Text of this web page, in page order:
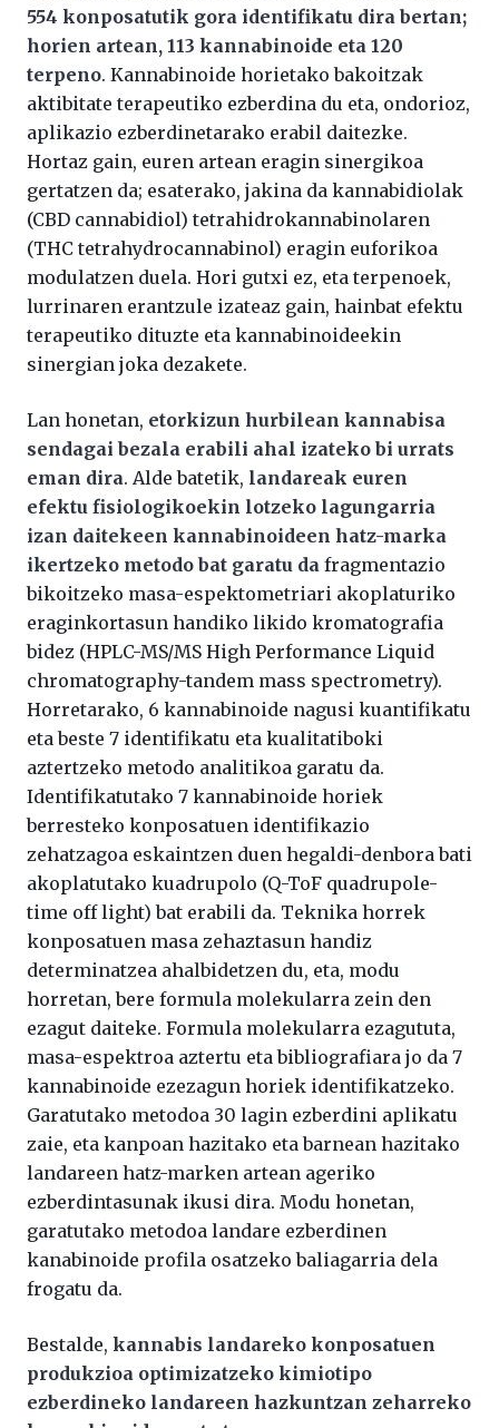
554 konposatutik gora identifikatu dira bertan;
horien artean, 113 kannabinoide eta 120
terpeno. Kannabinoide horietako bakoitzak
aktibitate terapeutiko ezberdina du eta, ondorioz,
aplikazio ezberdinetarako erabil daitezke.
Hortaz gain, euren artean eragin sinergikoa
gertatzen da; esaterako, jakina da kannabidiolak
(CBD cannabidiol) tetrahidrokannabinolaren
(THC tetrahydrocannabinol) eragin euforikoa
modulatzen duela. Hori gutxi ez, eta terpenoek,
lurrinaren erantzule izateaz gain, hainbat efektu
terapeutiko dituzte eta kannabinoideekin
sinergian joka dezakete.
Lan honetan, etorkizun hurbilean kannabisa
sendagai bezala erabili ahal izateko bi urrats
eman dira. Alde batetik, landareak euren
efektu fisiologikoekin lotzeko lagungarria
izan daitekeen kannabinoideen hatz-marka
ikertzeko metodo bat garatu da fragmentazio
bikoitzeko masa-espektometriari akoplaturiko
eraginkortasun handiko likido kromatografia
bidez (HPLC-MS/MS High Performance Liquid
chromatography-tandem mass spectrometry).
Horretarako, 6 kannabinoide nagusi kuantifikatu
eta beste 7 identifikatu eta kualitatiboki
aztertzeko metodo analitikoa garatu da.
Identifikatutako 7 kannabinoide horiek
berresteko konposatuen identifikazio
zehatzagoa eskaintzen duen hegaldi-denbora bati
akoplatutako kuadrupolo (Q-ToF quadrupole-
time off light) bat erabili da. Teknika horrek
konposatuen masa zehaztasun handiz
determinatzea ahalbidetzen du, eta, modu
horretan, bere formula molekularra zein den
ezagut daiteke. Formula molekularra ezagututa,
masa-espektroa aztertu eta bibliografiara jo da 7
kannabinoide ezezagun horiek identifikatzeko.
Garatutako metodoa 30 lagin ezberdini aplikatu
zaie, eta kanpoan hazitako eta barnean hazitako
landareen hatz-marken artean ageriko
ezberdintasunak ikusi dira. Modu honetan,
garatutako metodoa landare ezberdinen
kanabinoide profila osatzeko baliagarria dela
frogatu da.
Bestalde, kannabis landareko konposatuen
produkzioa optimizatzeko kimiotipo
ezberdineko landareen hazkuntzan zeharreko